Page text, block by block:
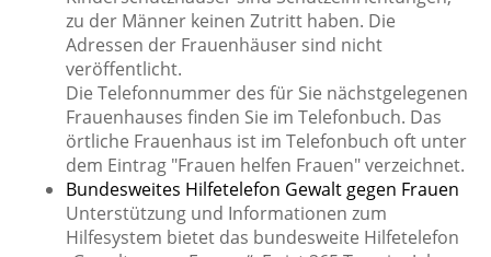
zu der Männer keinen Zutritt haben. Die
Adressen der Frauenhäuser sind nicht
veröffentlicht.
Die Telefonnummer des für Sie nächstgelegenen
Frauenhauses finden Sie im Telefonbuch. Das
örtliche Frauenhaus ist im Telefonbuch oft unter
dem Eintrag "Frauen helfen Frauen" verzeichnet.
Bundesweites Hilfetelefon Gewalt gegen Frauen
Unterstützung und Informationen zum
Hilfesystem bietet das bundesweite Hilfetelefon